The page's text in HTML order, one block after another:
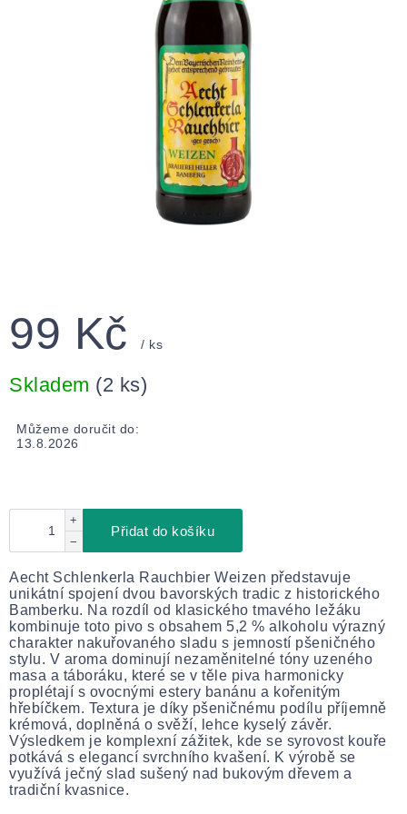
99 Kč / ks
cena:
Skladem (2 ks)
Můžeme doručit do:
13.8.2026
+
−
Přidat do košíku
Aecht Schlenkerla Rauchbier Weizen představuje
unikátní spojení dvou bavorských tradic z historického
Bamberku. Na rozdíl od klasického tmavého ležáku
kombinuje toto pivo s obsahem 5,2 % alkoholu výrazný
charakter nakuřovaného sladu s jemností pšeničného
stylu. V aroma dominují nezaměnitelné tóny uzeného
masa a táboráku, které se v těle piva harmonicky
proplétají s ovocnými estery banánu a kořenitým
hřebíčkem. Textura je díky pšeničnému podílu příjemně
krémová, doplněná o svěží, lehce kyselý závěr.
Výsledkem je komplexní zážitek, kde se syrovost kouře
potkává s elegancí svrchního kvašení. K výrobě se
využívá ječný slad sušený nad bukovým dřevem a
tradiční kvasnice.